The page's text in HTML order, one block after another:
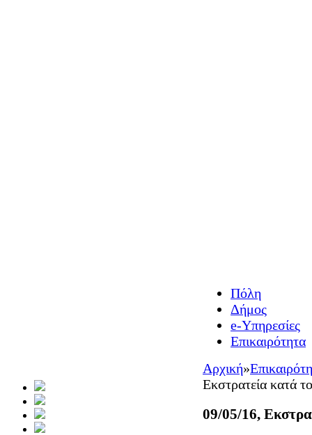
Πόλη
Δήμος
e-Υπηρεσίες
Επικαιρότητα
Αρχική»
Εκστρατεία κατά
09/05/16,